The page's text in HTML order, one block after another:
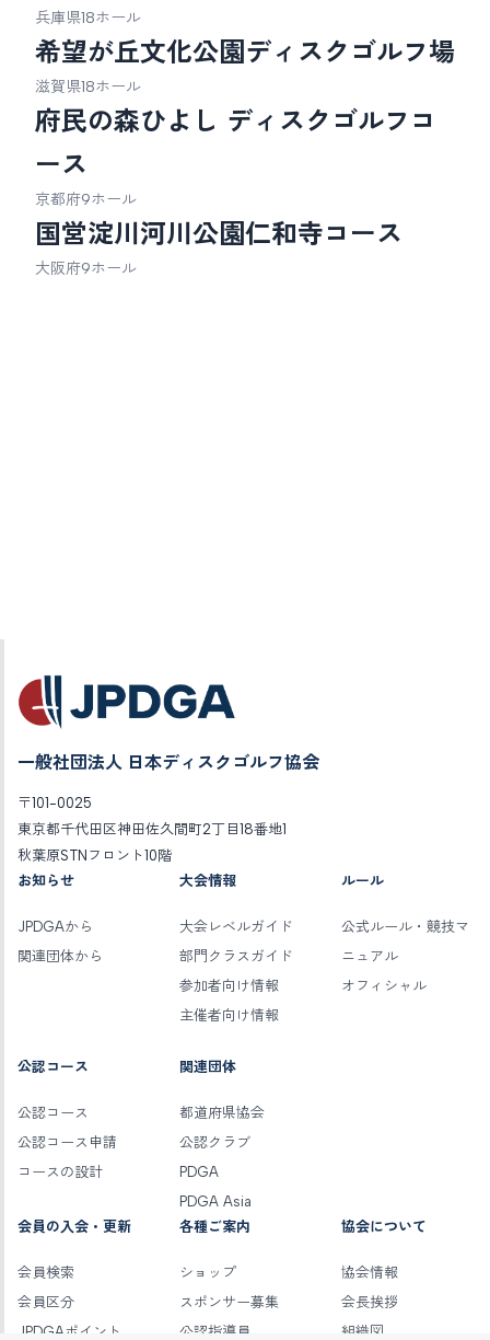
兵庫県18ホール
希望が丘文化公園ディスクゴルフ場
滋賀県18ホール
府民の森ひよし ディスクゴルフコ
ース
京都府9ホール
国営淀川河川公園仁和寺コース
大阪府9ホール
一般社団法人 日本ディスクゴルフ協会
〒101-0025
東京都千代田区神田佐久間町2丁目18番地1
秋葉原STNフロント10階
お知らせ
JPDGAから
関連団体から
大会情報
大会レベルガイド
部門クラスガイド
参加者向け情報
主催者向け情報
ルール
公式ルール・競技マ
ニュアル
オフィシャル
公認コース
公認コース
公認コース申請
コースの設計
関連団体
都道府県協会
公認クラブ
PDGA
PDGA Asia
会員の入会・更新
会員検索
会員区分
JPDGAポイント
各種ご案内
ショップ
スポンサー募集
公認指導員
協会について
協会情報
会長挨拶
組織図